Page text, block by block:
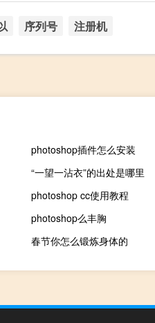
序列号 注册机
photoshop插件怎么安装
“一望一沾衣”的出处是哪里
photoshop cc使用教程
photoshop么丰胸
春节你怎么锻炼身体的